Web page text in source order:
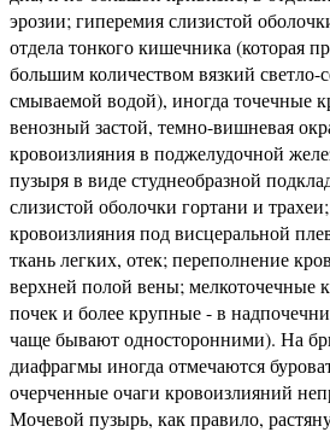
эрозии; гиперемия слизистой
отдела тонкого кишечника (которая
большим количеством вязкий светло-
смываемой водой), иногда точечные
венозный застой, темно-вишневая
кровоизлияния в поджелудочной
пузыря в виде студнеобразной
слизистой оболочки гортани и
кровоизлияния под висцеральной
ткань легких, отек; переполнение
верхней полой вены; мелкоточечные
почек и более крупные - в
чаще бывают односторонними). На
диафрагмы иногда отмечаются
очерченные очаги кровоизлияний
Мочевой пузырь, как правило,